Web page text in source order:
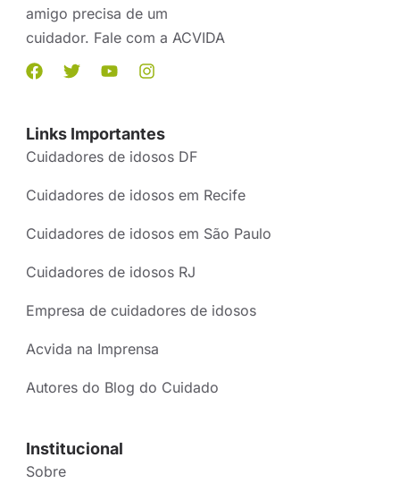
amigo precisa de um
cuidador. Fale com a ACVIDA
Links Importantes
Cuidadores de idosos DF
Cuidadores de idosos em Recife
Cuidadores de idosos em São Paulo
Cuidadores de idosos RJ
Empresa de cuidadores de idosos
Acvida na Imprensa
Autores do Blog do Cuidado
Institucional
Sobre